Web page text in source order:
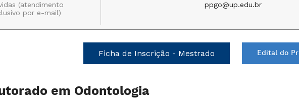
(atendimento
por e-mail)
ppgo@up.edu.br
Ficha de Inscrição - Mestrado Edital do
em Odontologia